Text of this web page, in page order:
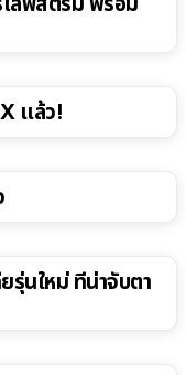
แล้ว!
รุ่นใหม่ ที่น่าจับตา